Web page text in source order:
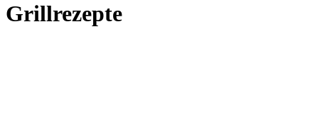
Grillrezepte